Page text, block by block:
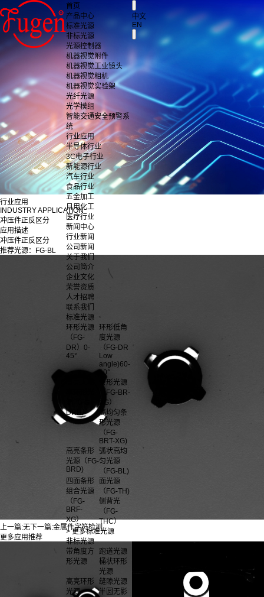
首页
产品中心
标准光源
非标光源
光源控制器
机器视觉附件
机器视觉工业镜头
机器视觉相机
机器视觉实验架
光纤光源
光学模组
智能交通安全预警系
统
行业应用
半导体行业
3C电子行业
新能源行业
汽车行业
食品行业
五金加工
日用化工
医疗行业
新闻中心
行业新闻
公司新闻
关于我们
公司简介
企业文化
荣誉资质
人才招聘
联系我们
标准光源
环形光源
（FG-
DR）0-
45°
环形低角
度光源
（FG-DR
Low
angle)60-
90°
DRH）
条形光源
（FG-BR-
XG）
高均匀条
形光源
（FG-
BRT-XG)
高亮条形
光源（FG-
BRD)
弧状高均
匀光源
（FG-BL)
四面条形
组合光源
（FG-
BRF-
XG）
面光源
（FG-TH)
侧背光
（FG-
THC）
> 更多标准光源
非标光源
带角度方
形光源
跑道光源
桶状环形
光源
高亮环形
光源
缝隙光源
半圆无影
中文
EN
行业应用
INDUSTRY APPLICATION
冲压件正反区分
应用描述
冲压件正反区分
推荐光源：FG-BL
上一篇:无下一篇:金属件字符检测
更多应用推荐